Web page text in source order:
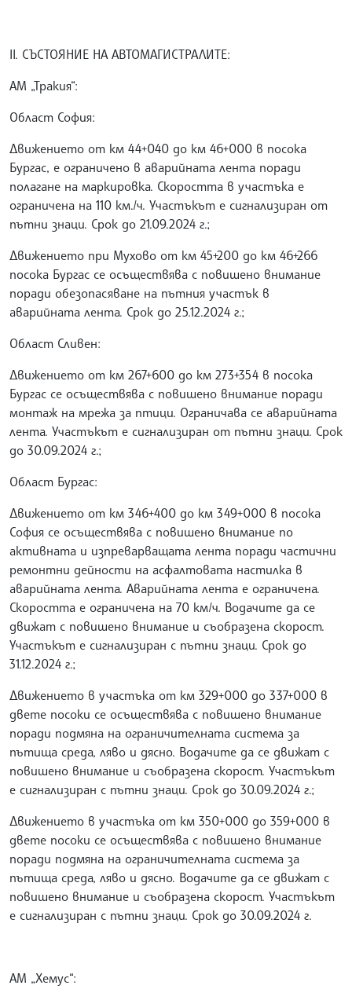
II. СЪСТОЯНИЕ НА АВТОМАГИСТРАЛИТЕ:
АМ „Тракия“:
Област София:
Движението от км 44+040 до км 46+000 в посока
Бургас, е ограничено в аварийната лента поради
полагане на маркировка. Скоростта в участъка е
ограничена на 110 км./ч. Участъкът е сигнализиран от
пътни знаци. Срок до 21.09.2024 г.;
Движението при Мухово от км 45+200 до км 46+266
посока Бургас се осъществява с повишено внимание
поради обезопасяване на пътния участък в
аварийната лента. Срок до 25.12.2024 г.;
Област Сливен:
Движението от км 267+600 до км 273+354 в посока
Бургас се осъществява с повишено внимание поради
монтаж на мрежа за птици. Ограничава се аварийната
лента. Участъкът е сигнализиран от пътни знаци. Срок
до 30.09.2024 г.;
Област Бургас:
Движението от км 346+400 до км 349+000 в посока
София се осъществява с повишено внимание по
активната и изпреварващата лента поради частични
ремонтни дейности на асфалтовата настилка в
аварийната лента. Аварийната лента е ограничена.
Скоростта е ограничена на 70 км/ч. Водачите да се
движат с повишено внимание и съобразена скорост.
Участъкът е сигнализиран с пътни знаци. Срок до
31.12.2024 г.;
Движението в участъка от км 329+000 до 337+000 в
двете посоки се осъществява с повишено внимание
поради подмяна на ограничителната система за
пътища среда, ляво и дясно. Водачите да се движат с
повишено внимание и съобразена скорост. Участъкът
е сигнализиран с пътни знаци. Срок до 30.09.2024 г.;
Движението в участъка от км 350+000 до 359+000 в
двете посоки се осъществява с повишено внимание
поради подмяна на ограничителната система за
пътища среда, ляво и дясно. Водачите да се движат с
повишено внимание и съобразена скорост. Участъкът
е сигнализиран с пътни знаци. Срок до 30.09.2024 г.
АМ „Хемус“: